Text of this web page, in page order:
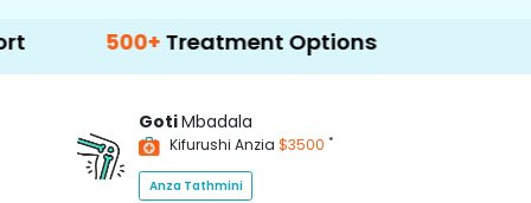
500+ Treatment Options
GotiMbadala
Kifurushi Anzia $3500 *
Anza Tathmini